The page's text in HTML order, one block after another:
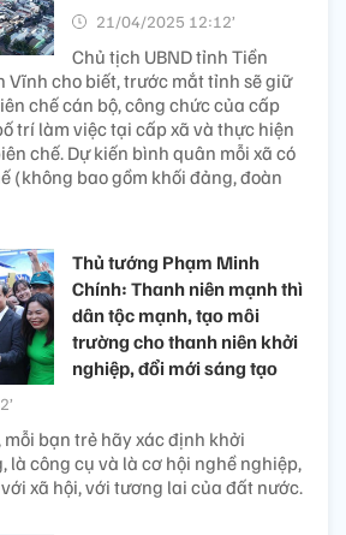
21/04/2025 12:12’
Chủ tịch UBND tỉnh Tiền
Vĩnh cho biết, trước mắt tỉnh sẽ giữ
chế cán bộ, công chức của cấp
trí làm việc tại cấp xã và thực hiện
chế. Dự kiến bình quân mỗi xã có
(không bao gồm khối đảng, đoàn
Thủ tướng Phạm Minh
Chính: Thanh niên mạnh thì
dân tộc mạnh, tạo môi
trường cho thanh niên khởi
nghiệp, đổi mới sáng tạo
bạn trẻ hãy xác định khởi
là công cụ và là cơ hội nghề nghiệp,
xã hội, với tương lai của đất nước.